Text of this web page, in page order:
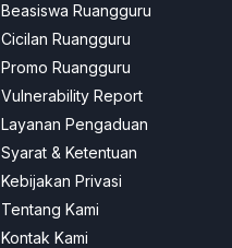
Beasiswa Ruangguru
Cicilan Ruangguru
Promo Ruangguru
Vulnerability Report
Layanan Pengaduan
Syarat & Ketentuan
Kebijakan Privasi
Tentang Kami
Kontak Kami